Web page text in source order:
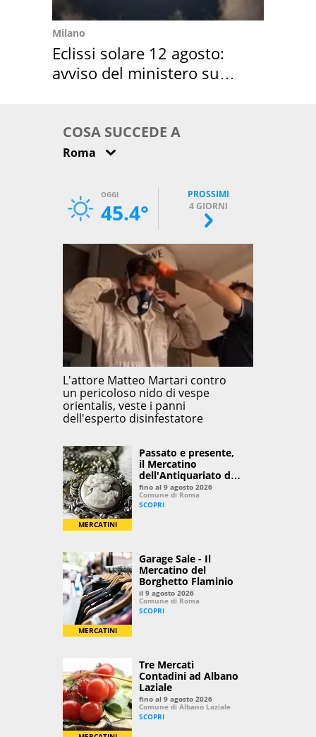
Milano
Eclissi solare 12 agosto:
avviso del ministero su